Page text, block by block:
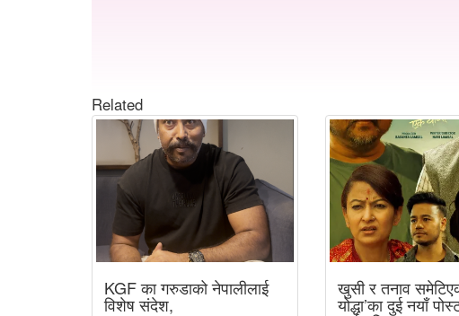
Related
KGF का गरुडाको नेपालीलाई
विशेष संदेश,
खुसी र तनाव
योद्धा’का दुई नयाँ